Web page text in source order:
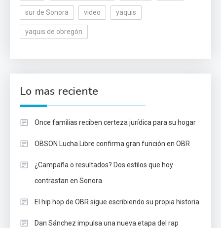
sur de Sonora video yaquis
yaquis de obregón
Lo mas reciente
Once familias reciben certeza jurídica para su hogar
OBSON Lucha Libre confirma gran función en OBR
¿Campaña o resultados? Dos estilos que hoy
contrastan en Sonora
El hip hop de OBR sigue escribiendo su propia historia
Dan Sánchez impulsa una nueva etapa del rap